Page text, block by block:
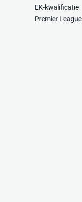
EK-kwalificatie
Premier League